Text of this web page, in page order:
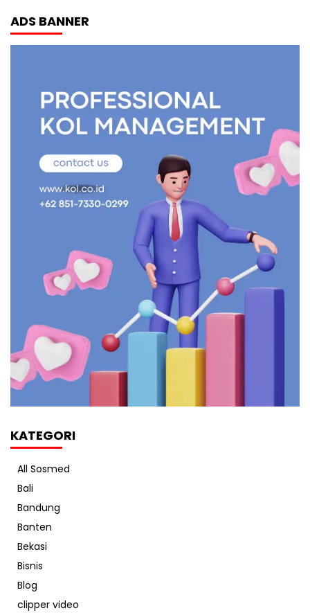
ADS BANNER
KATEGORI
All Sosmed
Bali
Bandung
Banten
Bekasi
Bisnis
Blog
clipper video